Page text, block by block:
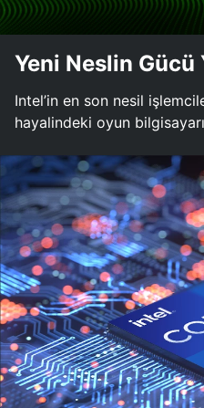
Yeni Neslin Gücü
Intel’in en son nesil
hayalindeki oyun